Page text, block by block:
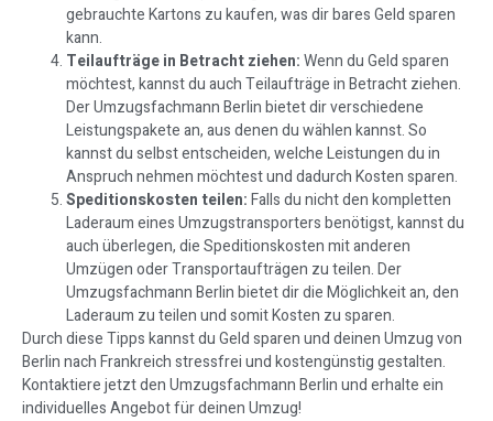
gebrauchte Kartons zu kaufen, was dir bares Geld sparen
kann.
Teilaufträge in Betracht ziehen:Wenn du Geld sparen
möchtest, kannst du auch Teilaufträge in Betracht ziehen.
Der Umzugsfachmann Berlin bietet dir verschiedene
Leistungspakete an, aus denen du wählen kannst. So
kannst du selbst entscheiden, welche Leistungen du in
Anspruch nehmen möchtest und dadurch Kosten sparen.
Speditionskosten teilen:Falls du nicht den kompletten
Laderaum eines Umzugstransporters benötigst, kannst du
auch überlegen, die Speditionskosten mit anderen
Umzügen oder Transportaufträgen zu teilen. Der
Umzugsfachmann Berlin bietet dir die Möglichkeit an, den
Laderaum zu teilen und somit Kosten zu sparen.
Durch diese Tipps kannst du Geld sparen und deinen Umzug von
Berlin nach Frankreich stressfrei und kostengünstig gestalten.
Kontaktiere jetzt den Umzugsfachmann Berlin und erhalte ein
individuelles Angebot für deinen Umzug!